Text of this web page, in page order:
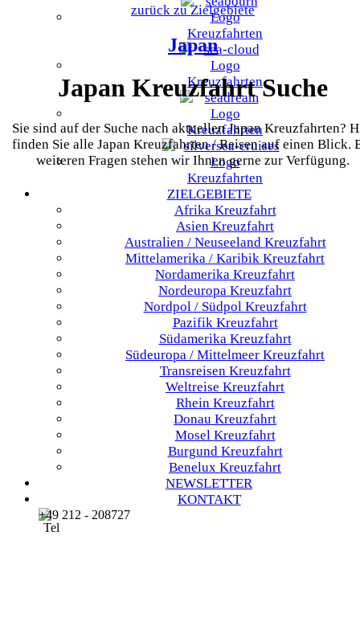
Kreuzfahrten
Kreuzfahrten
Kreuzfahrten
Kreuzfahrten
ZIELGEBIETE
Afrika Kreuzfahrt
Asien Kreuzfahrt
Australien / Neuseeland Kreuzfahrt
Mittelamerika / Karibik Kreuzfahrt
Nordamerika Kreuzfahrt
Nordeuropa Kreuzfahrt
Nordpol / Südpol Kreuzfahrt
Pazifik Kreuzfahrt
Südamerika Kreuzfahrt
Südeuropa / Mittelmeer Kreuzfahrt
Transreisen Kreuzfahrt
Weltreise Kreuzfahrt
Rhein Kreuzfahrt
Donau Kreuzfahrt
Mosel Kreuzfahrt
Burgund Kreuzfahrt
Benelux Kreuzfahrt
NEWSLETTER
KONTAKT
+49 212 - 208727
zurück zu Zielgebiete
Japan
Japan Kreuzfahrt Suche
Sie sind auf der Suche nach aktuellen Japan Kreuzfahrten?
finden Sie alle Japan Kreuzfahrten / Reisen auf einen Blick.
weiteren Fragen stehen wir Ihnen gerne zur Verfügung.